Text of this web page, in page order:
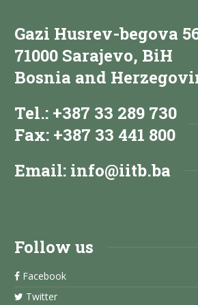
Gazi Husrev-begova
71000 Sarajevo, BiH
Bosnia and
Tel.: +387 33 289 730
Fax: +387 33 441 800
Email: info@iitb.ba
Follow us
Facebook
Twitter